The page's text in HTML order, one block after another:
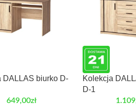
DALLAS biurko D-
649,00zł
Kolekcja
D-1